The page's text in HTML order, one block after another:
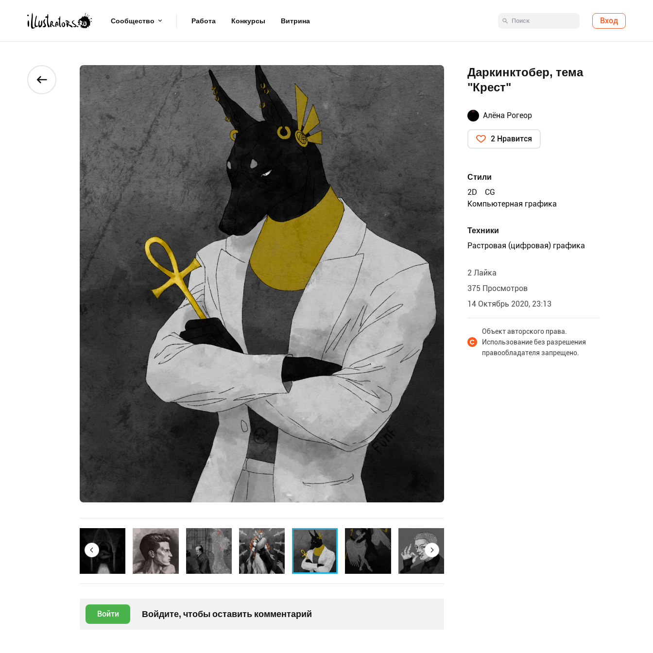
Сообщество Работа Конкурсы Витрина Вход
Войти Войдите, чтобы оставить комментарий
Даркинктобер, тема
"Крест"
Алёна Рогеор
2 Нравится
Стили
2D
CG
Компьютерная графика
Техники
Растровая (цифровая) графика
2 Лайка
375 Просмотров
14 Октябрь 2020, 23:13
Объект авторского права.
Использование без разрешения
правообладателя запрещено.